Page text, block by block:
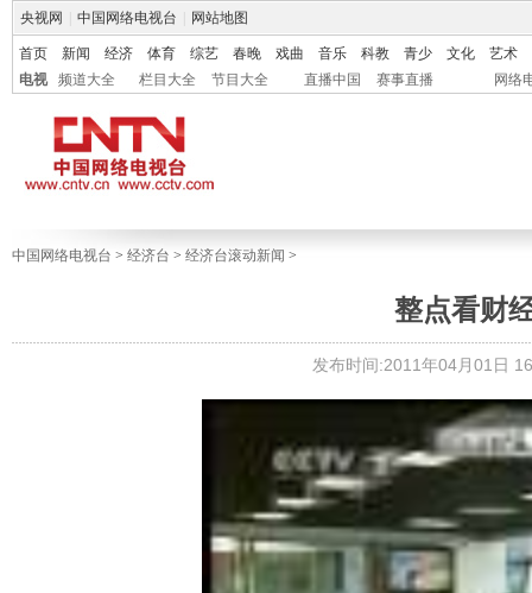
央视网 中国网络电视台 网站地图
首页 新闻 经济 体育 综艺 春晚 戏曲 音乐 科教 青少 文化
艺术
电视
频道大全 栏目大全 节目大全 直播中国 赛事直播 网络
中国网络电视台 > 经济台 > 经济台滚动新闻 >
整点看财
发布时间:2011年04月01日